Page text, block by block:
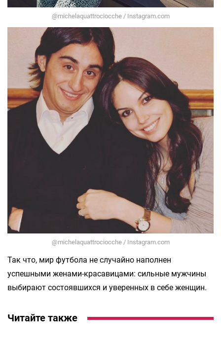
@michelaquattrociocche / Instagram.com
@michelaquattrociocche / Instagram.com
Так что, мир футбола не случайно наполнен
успешными женами-красавицами: сильные мужчины
выбирают состоявшихся и уверенных в себе женщин.
Читайте также